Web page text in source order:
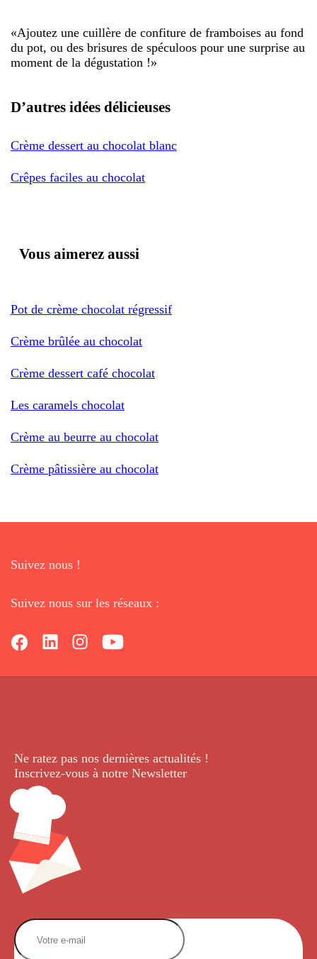
«Ajoutez une cuillère de confiture de framboises au fond
du pot, ou des brisures de spéculoos pour une surprise au
moment de la dégustation !»
D’autres idées délicieuses
Crème dessert au chocolat blanc
Crêpes faciles au chocolat
Vous aimerez aussi
Pot de crème chocolat régressif
Crème brûlée au chocolat
Crème dessert café chocolat
Les caramels chocolat
Crème au beurre au chocolat
Crème pâtissière au chocolat
Suivez nous !
Suivez nous sur les réseaux :
Ne ratez pas nos dernières actualités !
Inscrivez-vous à notre Newsletter.